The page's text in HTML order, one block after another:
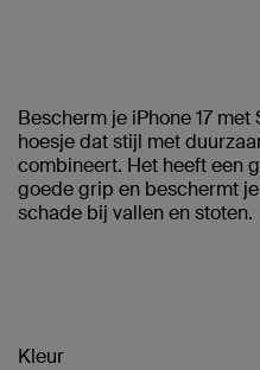
Bescherm je iPhone 17
hoesje dat stijl met
combineert. Het heeft een
goede grip en beschermt
schade bij vallen en stoten.
Kleur